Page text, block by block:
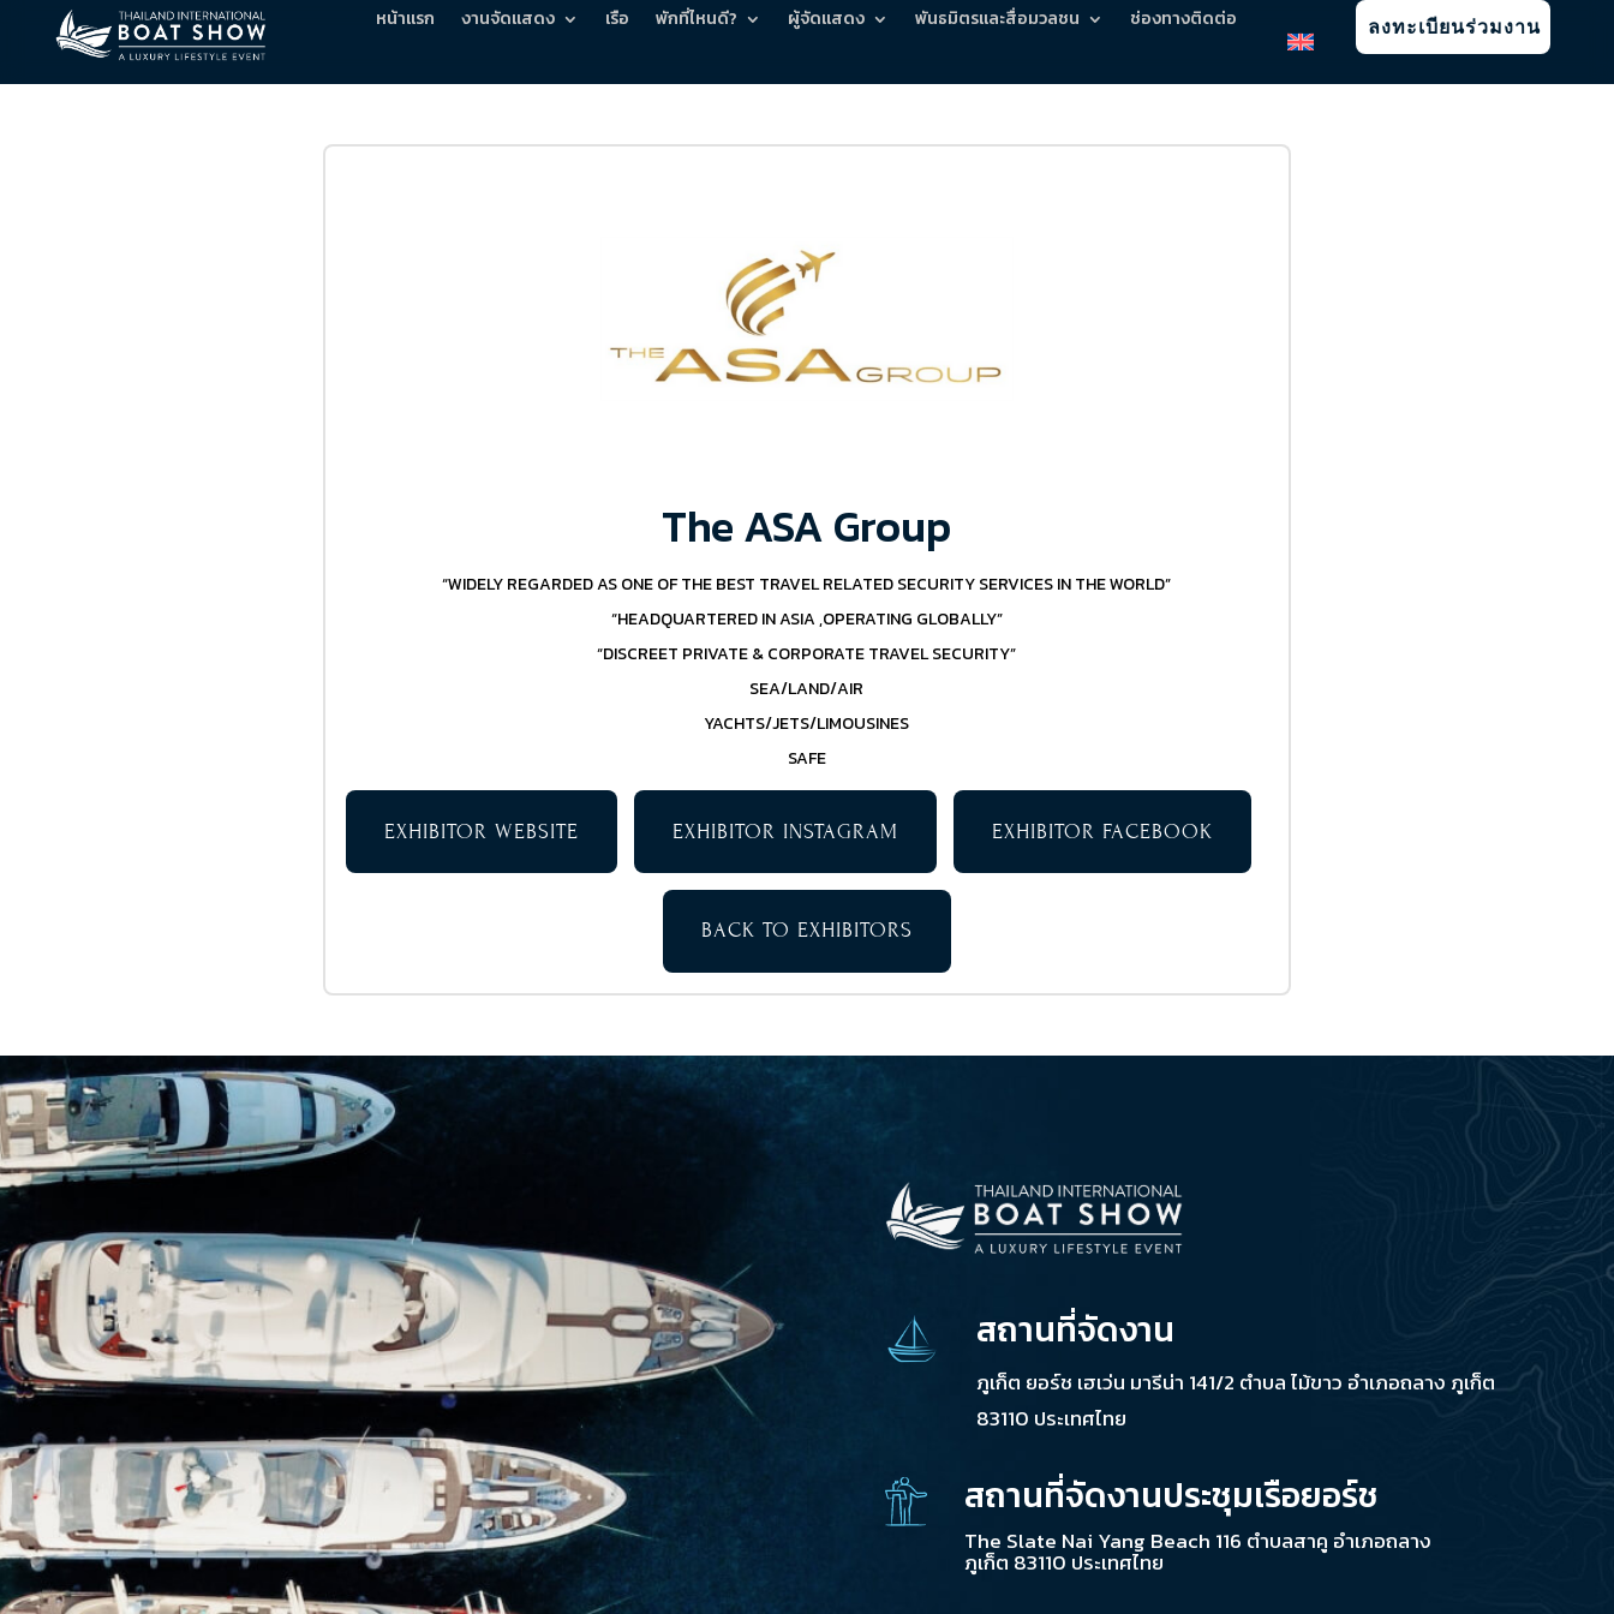
หน้าแรก งานจัดแสดง เรือ พักที่ไหนดี? ผู้จัดแสดง พันธมิตรและสื่อมวลชน ช่องทางติดต่อ ลงทะเบียนร่วมงาน
The ASA Group
“WIDELY REGARDED AS ONE OF THE BEST TRAVEL RELATED SECURITY SERVICES IN THE WORLD”
“HEADQUARTERED IN ASIA ,OPERATING GLOBALLY”
“DISCREET PRIVATE & CORPORATE TRAVEL SECURITY”
SEA/LAND/AIR
YACHTS/JETS/LIMOUSINES
SAFE
EXHIBITOR WEBSITE EXHIBITOR INSTAGRAM EXHIBITOR FACEBOOK
BACK TO EXHIBITORS
สถานที่จัดงาน
ภูเก็ต ยอร์ช เฮเว่น มารีน่า 141/2 ตำบล ไม้ขาว อำเภอถลาง ภูเก็ต
83110 ประเทศไทย
สถานที่จัดงานประชุมเรือยอร์ช
The Slate Nai Yang Beach 116 ตำบลสาคู อำเภอถลาง
ภูเก็ต 83110 ประเทศไทย